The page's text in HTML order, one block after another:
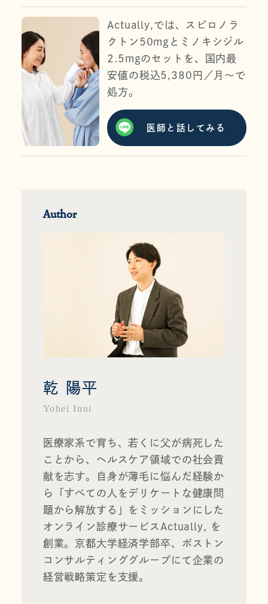
Actually,では、スピロノラ
クトン50mgとミノキシジル
2.5mgのセットを、国内最
安値の税込5,380円／月〜で
処方。
医師と話してみる
Author
乾 陽平
Yohei Inui
医療家系で育ち、若くに父が病死した
ことから、ヘルスケア領域での社会貢
献を志す。自身が薄毛に悩んだ経験か
ら「すべての人をデリケートな健康問
題から解放する」をミッションにした
オンライン診療サービス Actually,
を
創業。京都大学経済学部卒、ボストン
コンサルティンググループにて企業の
経営戦略策定を支援。